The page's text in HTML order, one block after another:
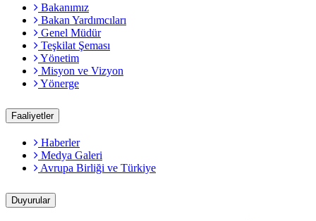
Bakanımız
Bakan Yardımcıları
Genel Müdür
Teşkilat Şeması
Yönetim
Misyon ve Vizyon
Yönerge
Faaliyetler
Haberler
Medya Galeri
Avrupa Birliği ve Türkiye
Duyurular